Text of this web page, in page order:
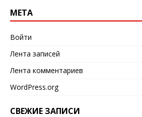
МЕТА
Войти
Лента записей
Лента комментариев
WordPress.org
СВЕЖИЕ ЗАПИСИ